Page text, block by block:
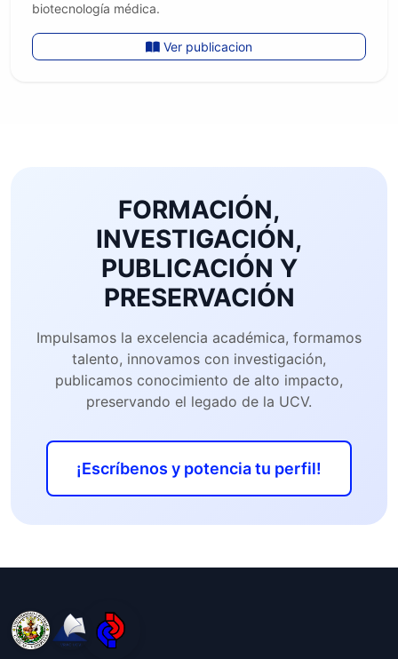
biotecnología médica.
Ver publicacion
FORMACIÓN,
INVESTIGACIÓN,
PUBLICACIÓN Y
PRESERVACIÓN
Impulsamos la excelencia académica, formamos
talento, innovamos con investigación,
publicamos conocimiento de alto impacto,
preservando el legado de la UCV.
¡Escríbenos y potencia tu perfil!